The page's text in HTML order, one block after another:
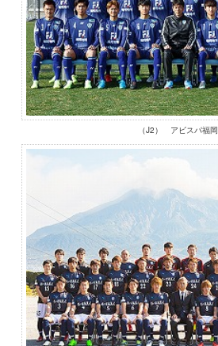
（J2） アビスパ福岡